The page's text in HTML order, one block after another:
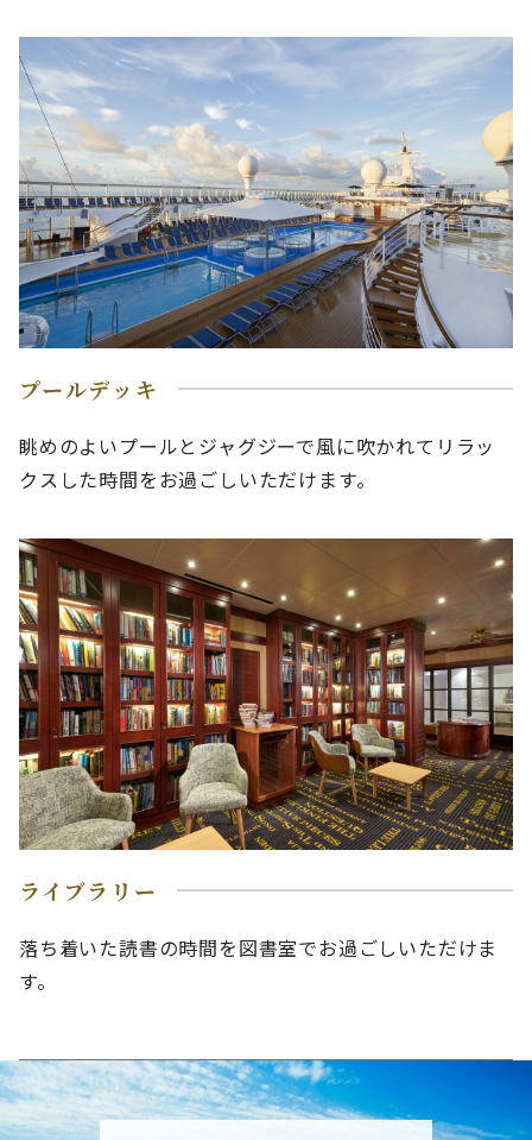
プールデッキ
眺めのよいプールとジャグジーで風に吹かれてリラッ
クスした時間をお過ごしいただけます。
ライブラリー
落ち着いた読書の時間を図書室でお過ごしいただけま
す。